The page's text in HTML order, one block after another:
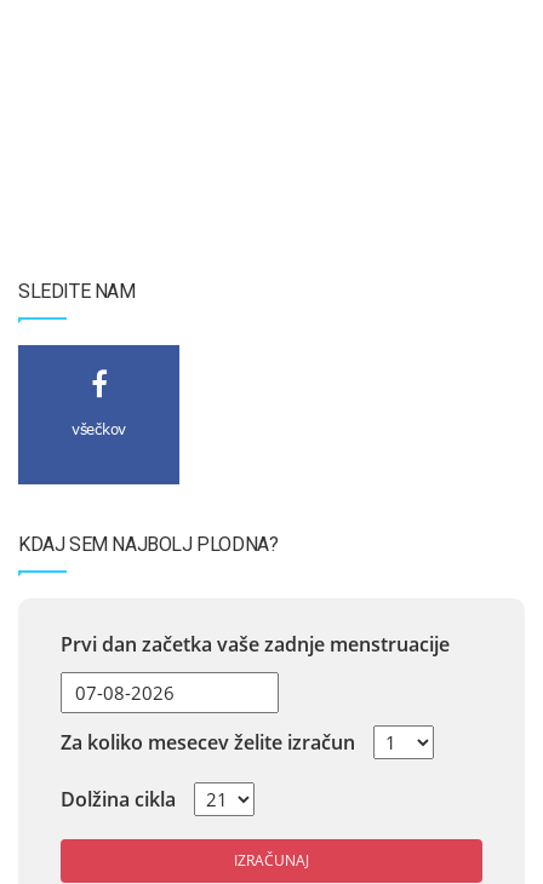
SLEDITE NAM
všečkov
KDAJ SEM NAJBOLJ PLODNA?
Prvi dan začetka vaše zadnje menstruacije
Za koliko mesecev želite izračun
Dolžina cikla
IZRAČUNAJ